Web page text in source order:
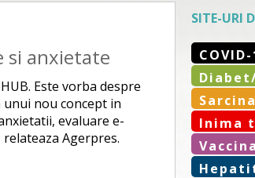
si anxietate
Este vorba despre
nou concept in
evaluare e-
Agerpres.
SITE-URI
COVID-
Inima